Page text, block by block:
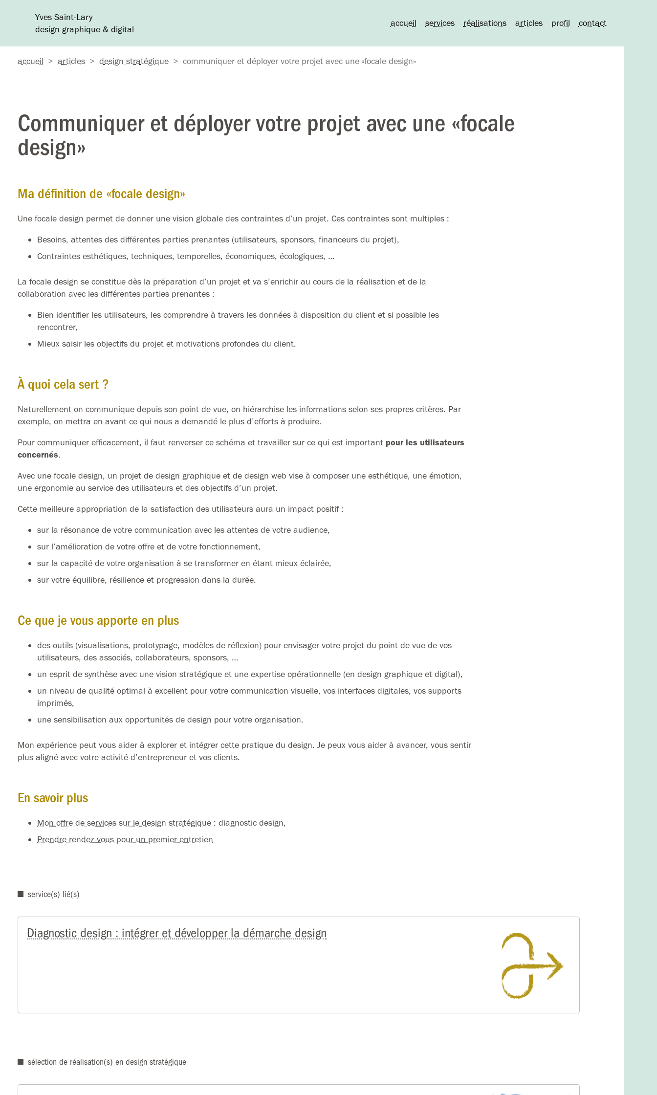
Yves Saint-Lary
design graphique & digital
accueil services réalisations articles profil contact
accueil > articles > design stratégique > communiquer et déployer votre projet avec une «focale design»
Communiquer et déployer votre projet avec une «focale
design»
Ma définition de «focale design»
Une focale design permet de donner une vision globale des contraintes d’un projet. Ces contraintes sont multiples :
Besoins, attentes des différentes parties prenantes (utilisateurs, sponsors, financeurs du projet),
Contraintes esthétiques, techniques, temporelles, économiques, écologiques, …
La focale design se constitue dès la préparation d’un projet et va s’enrichir au cours de la réalisation et de la
collaboration avec les différentes parties prenantes :
Bien identifier les utilisateurs, les comprendre à travers les données à disposition du client et si possible les
rencontrer,
Mieux saisir les objectifs du projet et motivations profondes du client.
À quoi cela sert ?
Naturellement on communique depuis son point de vue, on hiérarchise les informations selon ses propres critères. Par
exemple, on mettra en avant ce qui nous a demandé le plus d’efforts à produire.
Pour communiquer efficacement, il faut renverser ce schéma et travailler sur ce qui est important pour les utilisateurs
concernés.
Avec une focale design, un projet de design graphique et de design web vise à composer une esthétique, une émotion,
une ergonomie au service des utilisateurs et des objectifs d’un projet.
Cette meilleure appropriation de la satisfaction des utilisateurs aura un impact positif :
sur la résonance de votre communication avec les attentes de votre audience,
sur l’amélioration de votre offre et de votre fonctionnement,
sur la capacité de votre organisation à se transformer en étant mieux éclairée,
sur votre équilibre, résilience et progression dans la durée.
Ce que je vous apporte en plus
des outils (visualisations, prototypage, modèles de réflexion) pour envisager votre projet du point de vue de vos
utilisateurs, des associés, collaborateurs, sponsors, …
un esprit de synthèse avec une vision stratégique et une expertise opérationnelle (en design graphique et digital),
un niveau de qualité optimal à excellent pour votre communication visuelle, vos interfaces digitales, vos supports
imprimés,
une sensibilisation aux opportunités de design pour votre organisation.
Mon expérience peut vous aider à explorer et intégrer cette pratique du design. Je peux vous aider à avancer, vous sentir
plus aligné avec votre activité d’entrepreneur et vos clients.
En savoir plus
Mon offre de services sur le design stratégique : diagnostic design,
Prendre rendez-vous pour un premier entretien
service(s) lié(s)
Diagnostic design : intégrer et développer la démarche design
sélection de réalisation(s) en design stratégique